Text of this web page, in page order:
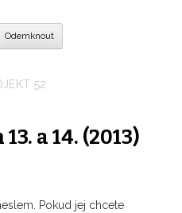
52
a 14. (2013)
Pokud jej chcete